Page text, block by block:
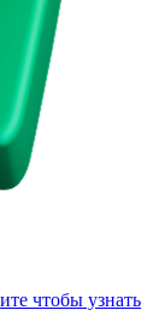
чтобы узнать